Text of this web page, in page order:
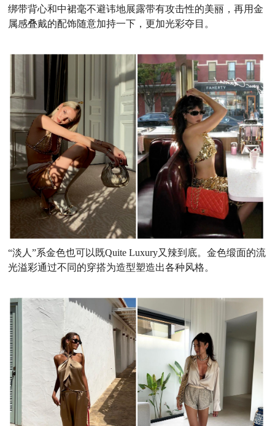
绑带背心和中裙毫不避讳地展露带有攻击性的美丽，再用金
属感叠戴的配饰随意加持一下，更加光彩夺目 。
“淡人”系金色也可以既Quite Luxury又辣到底。金色缎面的流
光溢彩通过不同的穿搭为造型塑造出各种风格。